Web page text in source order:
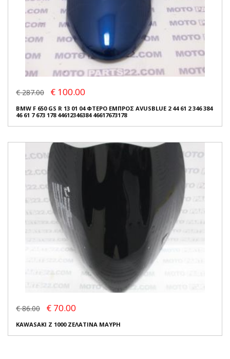
€ 287.00 € 100.00
BMW F 650 GS R 13 01 04 ΦΤΕΡΟ ΕΜΠΡΟΣ AVUSBLUE 2 44 61 2 346 384
46 61 7 673 178 44612346384 46617673178
€ 86.00 € 70.00
KAWASAKI Z 1000 ΖΕΛΑΤΙΝΑ ΜΑΥΡΗ